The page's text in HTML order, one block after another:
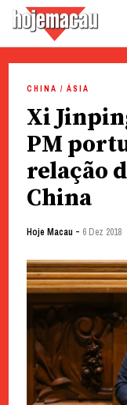
content
CHINA / ÁSIA
Xi
PM
relação
China
Hoje Macau - 6 Dez 2018